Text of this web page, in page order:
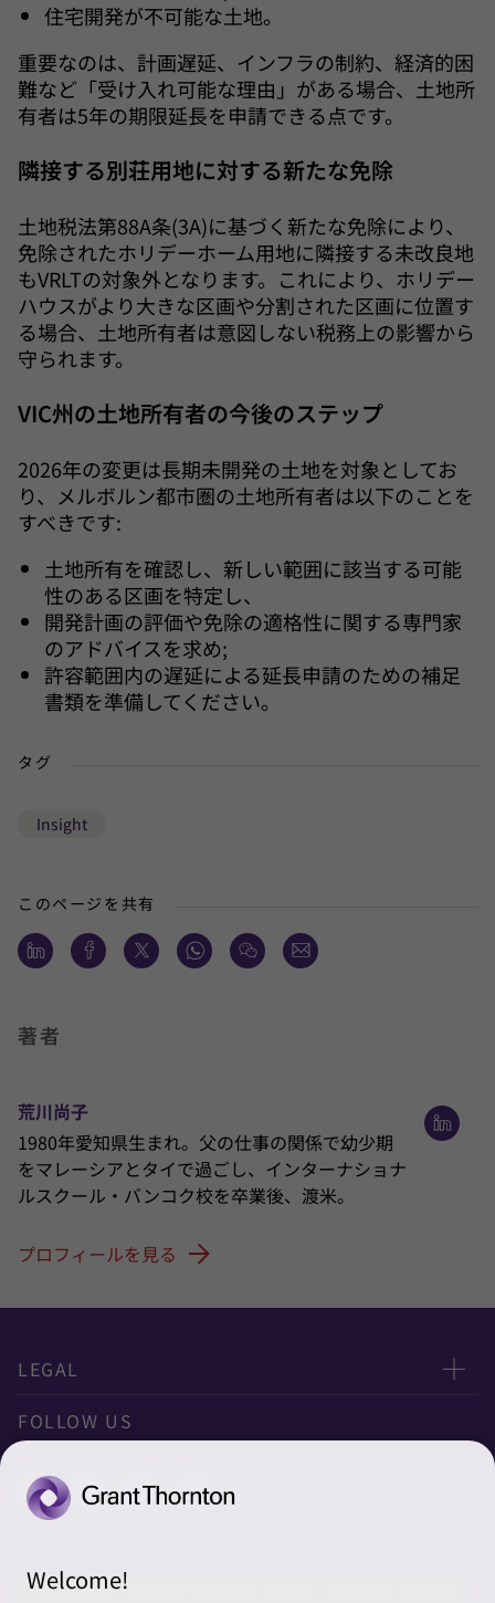
住宅開発が不可能な土地。
重要なのは、計画遅延、インフラの制約、経済的困
難など「受け入れ可能な理由」がある場合、土地所
有者は5年の期限延長を申請できる点です。
隣接する別荘用地に対する新たな免除
土地税法第88A条(3A)に基づく新たな免除により、
免除されたホリデーホーム用地に隣接する未改良地
もVRLTの対象外となります。これにより、ホリデー
ハウスがより大きな区画や分割された区画に位置す
る場合、土地所有者は意図しない税務上の影響から
守られます。
VIC州の土地所有者の今後のステップ
2026年の変更は長期未開発の土地を対象としてお
り、メルボルン都市圏の土地所有者は以下のことを
すべきです:
土地所有を確認し、新しい範囲に該当する可能
性のある区画を特定し、
開発計画の評価や免除の適格性に関する専門家
のアドバイスを求め;
許容範囲内の遅延による延長申請のための補足
書類を準備してください。
タグ
Insight
このページを共有
著者
荒川尚子
1980年愛知県生まれ。父の仕事の関係で幼少期
をマレーシアとタイで過ごし、インターナショナ
ルスクール・バンコク校を卒業後、渡米。
プロフィールを見る
LEGAL
Privacy
FOLLOW US
© 2026 Grant Thornton Australia Limited – All rights reserved.
Welcome!